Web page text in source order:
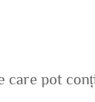
care pot